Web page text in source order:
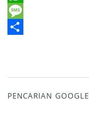
WhatsApp
Message
PENCARIAN GOOGLE